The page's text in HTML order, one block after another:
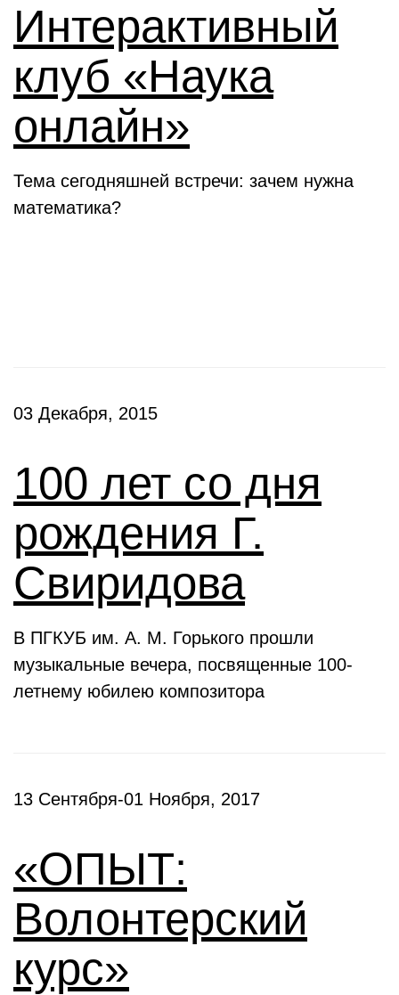
Интерактивный
клуб «Наука
онлайн»
Тема сегодняшней встречи: зачем нужна
математика?
03 Декабря, 2015
100 лет со дня
рождения Г.
Свиридова
В ПГКУБ им. А. М. Горького прошли
музыкальные вечера, посвященные 100-
летнему юбилею композитора
13 Сентября-01 Ноября, 2017
«ОПЫТ:
Волонтерский
курс»